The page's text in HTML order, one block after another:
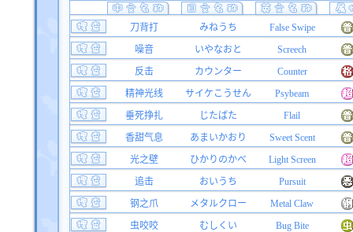
刀背打 みねうち
False Swipe
噪音
いやなおと
Screech
反击
カウンター
Counter
精神光线
サイケこうせん
Psybeam
垂死挣扎
じたばた
Flail
香甜气息
あまいかおり
Sweet Scent
光之壁
ひかりのかべ
Light Screen
追击
おいうち
Pursuit
钢之爪
メタルクロー
Metal Claw
虫咬咬
むしくい
Bug Bite